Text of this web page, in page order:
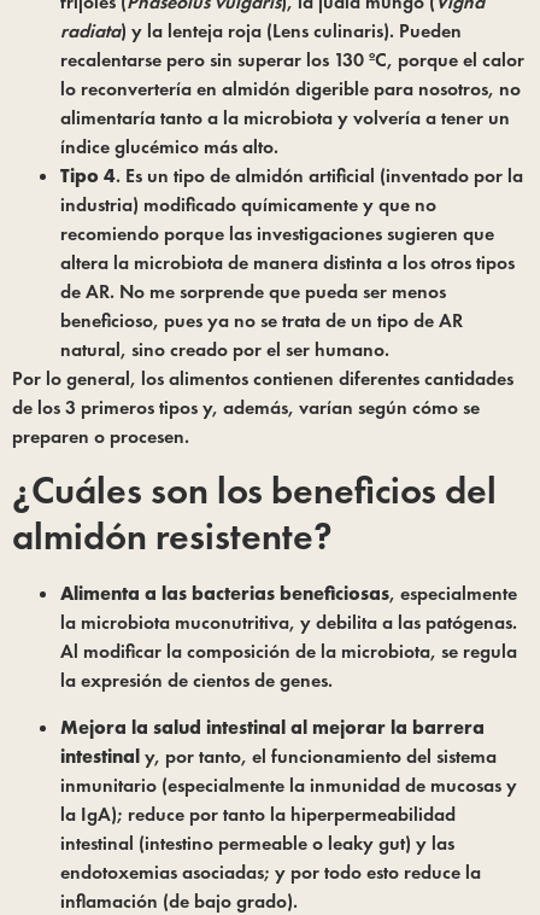
radiata) y la lenteja roja (Lens culinaris). Pueden
recalentarse pero sin superar los 130 ºC, porque el calor
lo reconvertería en almidón digerible para nosotros, no
alimentaría tanto a la microbiota y volvería a tener un
índice glucémico más alto.
Tipo 4. Es un tipo de almidón artificial (inventado por la
industria) modificado químicamente y que no
recomiendo porque las investigaciones sugieren que
altera la microbiota de manera distinta a los otros tipos
de AR. No me sorprende que pueda ser menos
beneficioso, pues ya no se trata de un tipo de AR
natural, sino creado por el ser humano.
Por lo general, los alimentos contienen diferentes cantidades
de los 3 primeros tipos y, además, varían según cómo se
preparen o procesen.
¿Cuáles son los beneficios del
almidón resistente?
Alimenta a las bacterias beneficiosas, especialmente
la microbiota muconutritiva, y debilita a las patógenas.
Al modificar la composición de la microbiota, se regula
la expresión de cientos de genes.
Mejora la salud intestinal al mejorar la barrera
intestinaly, por tanto, el funcionamiento del sistema
inmunitario (especialmente la inmunidad de mucosas y
la IgA); reduce por tanto la hiperpermeabilidad
intestinal (intestino permeable o leaky gut) y las
endotoxemias asociadas; y por todo esto reduce la
inflamación (de bajo grado).